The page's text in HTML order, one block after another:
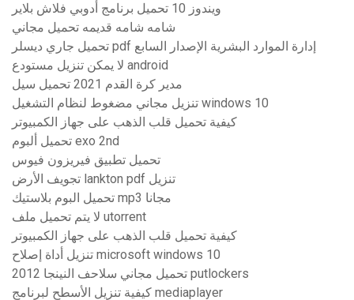
ويندوز 10 تحميل برنامج أدوبي فلاش بلاير
شامه شامه قديمه تحميل مجاني
تحميل جاري ديسلر pdf إدارة الموارد البشرية الإصدار السابع
لا يمكن تنزيل مستودع android
مدير كرة القدم 2021 تحميل سيل
تنزيل مجاني مضغوط لنظام التشغيل windows 10
كيفية تحميل قلب الذهب على جهاز الكمبيوتر
تحميل ألبوم exo 2nd
تحميل تطبيق فيريزون فيوس
تجويف الأرض lankton pdf تنزيل
تحميل البوم بلاستيك mp3 مجانا
لا يتم تحميل ملف utorrent
كيفية تحميل قلب الذهب على جهاز الكمبيوتر
تنزيل أداة إصلاح microsoft windows 10
تحميل مجاني سلاحف النينجا 2012 putlockers
كيفية تنزيل الأسطح لبرنامج mediaplayer